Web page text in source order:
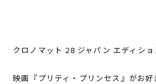
クロノマット 28 ジャパン エディショ
映画『プリティ・プリンセス』がお好